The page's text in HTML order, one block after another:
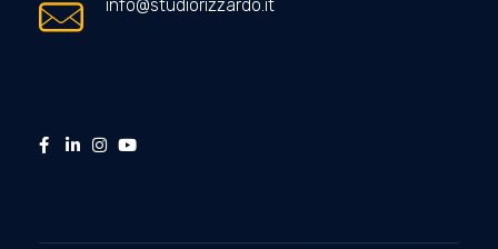
info@studiorizzardo.it